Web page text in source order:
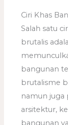
Ciri Khas
Salah satu
brutalis
bangunan
brutalisme
namun juga
arsitektur,
bangunan